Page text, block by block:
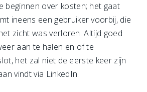
beginnen over kosten; het gaat
ineens een gebruiker voorbij, die
zicht was verloren. Altijd goed
aan te halen en of te
het zal niet de eerste keer zijn
vindt via LinkedIn.